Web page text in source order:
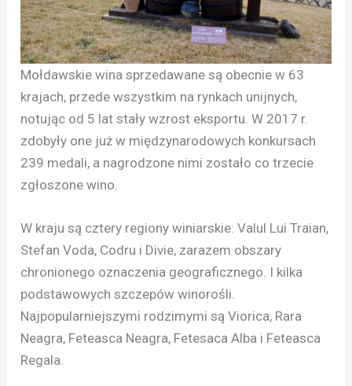
Mołdawskie wina sprzedawane są obecnie w 63
krajach, przede wszystkim na rynkach unijnych,
notując od 5 lat stały wzrost eksportu. W 2017 r.
zdobyły one już w międzynarodowych konkursach
239 medali, a nagrodzone nimi zostało co trzecie
zgłoszone wino.
W kraju są cztery regiony winiarskie: Valul Lui Traian,
Stefan Voda, Codru i Divie, zarazem obszary
chronionego oznaczenia geograficznego. I kilka
podstawowych szczepów winorośli.
Najpopularniejszymi rodzimymi są Viorica, Rara
Neagra, Feteasca Neagra, Fetesaca Alba i Feteasca
Regala.